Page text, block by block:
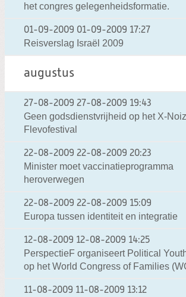
het congres gelegenheidsformatie.
01-09-2009 01-09-2009 17:27
Reisverslag Israël 2009
augustus
27-08-2009 27-08-2009 19:43
Geen godsdienstvrijheid op het X-
Flevofestival
22-08-2009 22-08-2009 20:23
Minister moet vaccinatieprogramma
heroverwegen
22-08-2009 22-08-2009 15:09
Europa tussen identiteit en integratie
12-08-2009 12-08-2009 14:25
PerspectieF organiseert Political
op het World Congress of Families
11-08-2009 11-08-2009 13:12